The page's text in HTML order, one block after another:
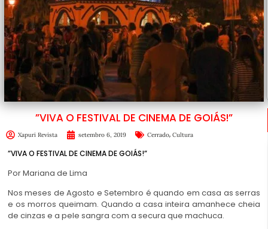
”VIVA O FESTIVAL DE CINEMA DE GOIÁS!”
Xapuri Revista setembro 6, 2019 Cerrado, Cultura
”VIVA O FESTIVAL DE CINEMA DE GOIÁS!”
PorMariana de Lima
Nos meses de Agosto e Setembro é quando em casa as serras
e os morros queimam. Quando a casa inteira amanhece cheia
de cinzas e a pele sangra com a secura que machuca.